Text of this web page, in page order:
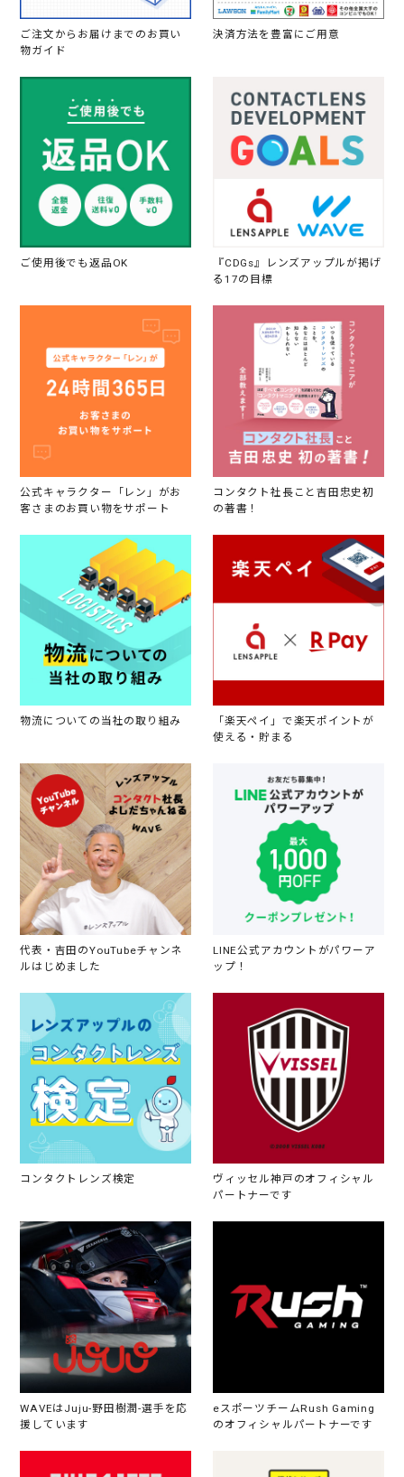
ご注文からお届けまでのお買い
物ガイド
決済方法を豊富にご用意
ご使用後でも返品OK
『CDGs』レンズアップルが掲げ
る17の目標
公式キャラクター「レン」がお
客さまのお買い物をサポート
コンタクト社長こと吉田忠史初
の著書！
物流についての当社の取り組み
「楽天ペイ」で楽天ポイントが
使える・貯まる
代表・吉田のYouTubeチャンネ
ルはじめました
LINE公式アカウントがパワーア
ップ！
コンタクトレンズ検定
ヴィッセル神戸のオフィシャル
パートナーです
WAVEはJuju-野田樹潤-選手を応
援しています
eスポーツチームRush Gaming
のオフィシャルパートナーです